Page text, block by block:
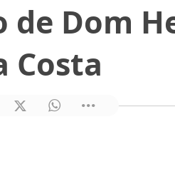
Dom
Costa